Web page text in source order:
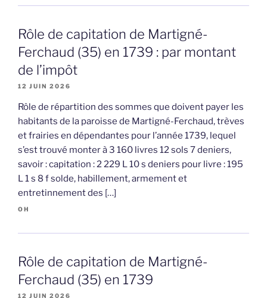
Rôle de capitation de Martigné-
Ferchaud (35) en 1739 : par montant
de l’impôt
12 JUIN 2026
Rôle de répartition des sommes que doivent payer les
habitants de la paroisse de Martigné-Ferchaud, trèves
et frairies en dépendantes pour l’année 1739, lequel
s’est trouvé monter à 3 160 livres 12 sols 7 deniers,
savoir : capitation : 2 229 L 10 s deniers pour livre : 195
L 1 s 8 f solde, habillement, armement et
entretinnement des […]
OH
Rôle de capitation de Martigné-
Ferchaud (35) en 1739
12 JUIN 2026